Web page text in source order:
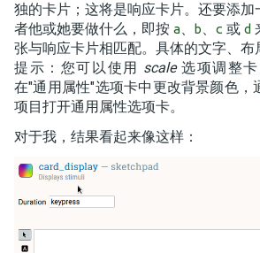
独的卡片；这将是响应卡片。还要添
者他或她要做什么，即按 a、 b、 c 或 d
张与响应卡片相匹配。具体的文字、布
提示：您可以使用 scale选项调整卡
在"通用属性"选项卡中更改背景颜色，
项目打开通用属性选项卡。
对于我，结果看起来像这样：